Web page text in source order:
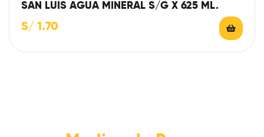
SAN LUIS AGUA MINERAL S/G X 625 ML.
S/ 1.70